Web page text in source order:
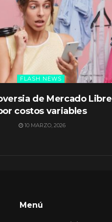
FLASH NEWS
de Mercado Libre
costos variables
10 MARZO, 2026
Menú